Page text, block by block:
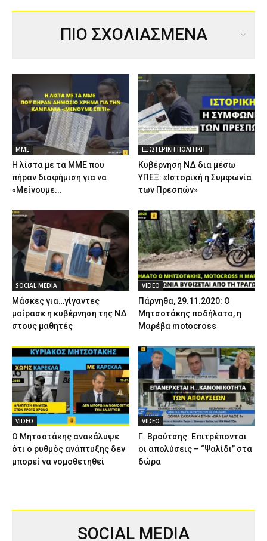
ΠΙΟ ΣΧΟΛΙΑΣΜΕΝΑ
ΜΜΕ
Η λίστα με τα ΜΜΕ που
πήραν διαφήμιση για να
«Μείνουμε...
ΕΞΩΤΕΡΙΚΗ ΠΟΛΙΤΙΚΗ
Κυβέρνηση ΝΔ δια μέσω
ΥΠΕΞ: «Ιστορική η Συμφωνία
των Πρεσπών»
SOCIAL MEDIA
Μάσκες για…γίγαντες
μοίρασε η κυβέρνηση της ΝΔ
στους μαθητές
VIDEO
Πάρνηθα, 29.11.2020: Ο
Μητσοτάκης ποδήλατο, η
Μαρέβα motocross
VIDEO
Ο Μητσοτάκης ανακάλυψε
ότι ο ρυθμός ανάπτυξης δεν
μπορεί να νομοθετηθεί
VIDEO
Γ. Βρούτσης: Επιτρέπονται
οι απολύσεις – “Ψαλίδι” στα
δώρα
SOCIAL MEDIA